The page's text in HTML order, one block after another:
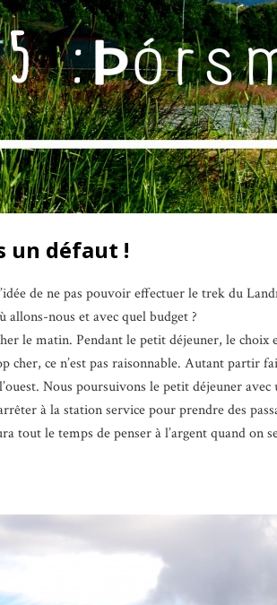
un défaut !
de ne pas pouvoir effectuer le trek du
nous et avec quel budget ?
le matin. Pendant le petit déjeuner, le choix
ce n’est pas raisonnable. Autant partir
Nous poursuivons le petit déjeuner
à la station service pour prendre des
tout le temps de penser à l’argent quand on